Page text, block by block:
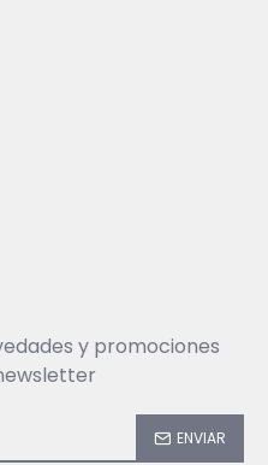
y promociones
ENVIAR